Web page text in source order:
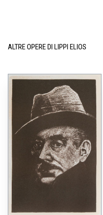
ALTRE OPERE DI LIPPI ELIOS